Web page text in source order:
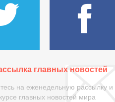
главных новостей
на еженедельную рассылку и
главных новостей мира